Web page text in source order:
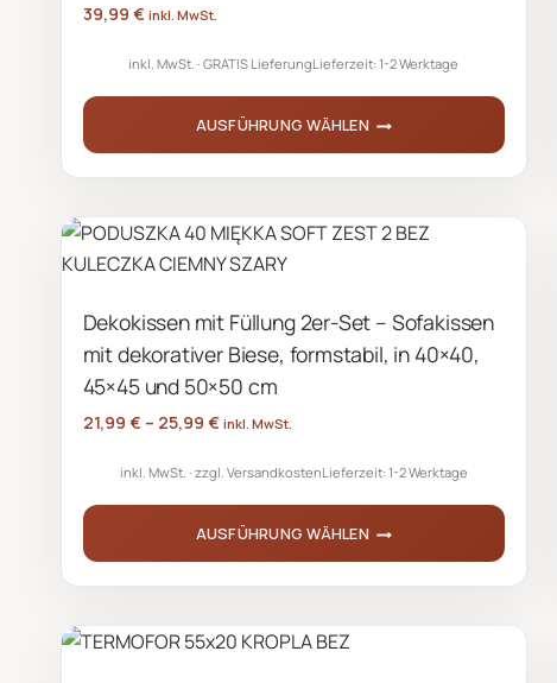
39,99 € inkl. MwSt.
inkl. MwSt. GRATIS LieferungLieferzeit:1-2 Werktage
AUSFÜHRUNG WÄHLEN
weist
auf.
Die
der
Produktseite
gewählt
werden
Dekokissen mit Füllung 2er-Set – Sofakissen
mit dekorativer Biese, formstabil, in 40×40,
45×45 und 50×50 cm
21,99 € – 25,99 € inkl. MwSt.
inkl. MwSt. zzgl. VersandkostenLieferzeit:1-2 Werktage
AUSFÜHRUNG WÄHLEN
weist